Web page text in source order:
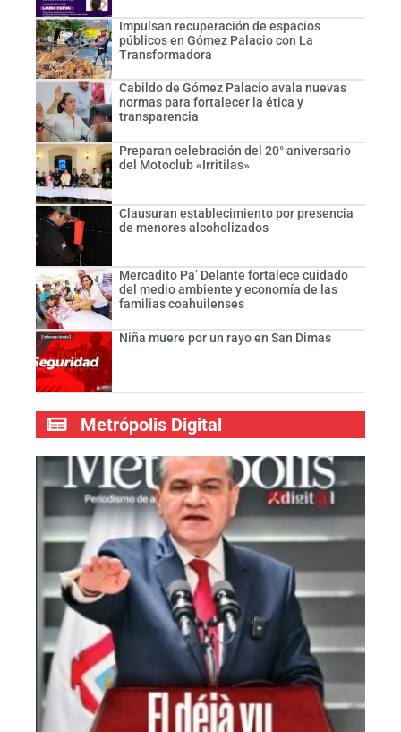
Impulsan recuperación de espacios
públicos en Gómez Palacio con La
Transformadora
Cabildo de Gómez Palacio avala nuevas
normas para fortalecer la ética y
transparencia
Preparan celebración del 20° aniversario
del Motoclub «Irritilas»
Clausuran establecimiento por presencia
de menores alcoholizados
Mercadito Pa’ Delante fortalece cuidado
del medio ambiente y economía de las
familias coahuilenses
Niña muere por un rayo en San Dimas
Metrópolis Digital